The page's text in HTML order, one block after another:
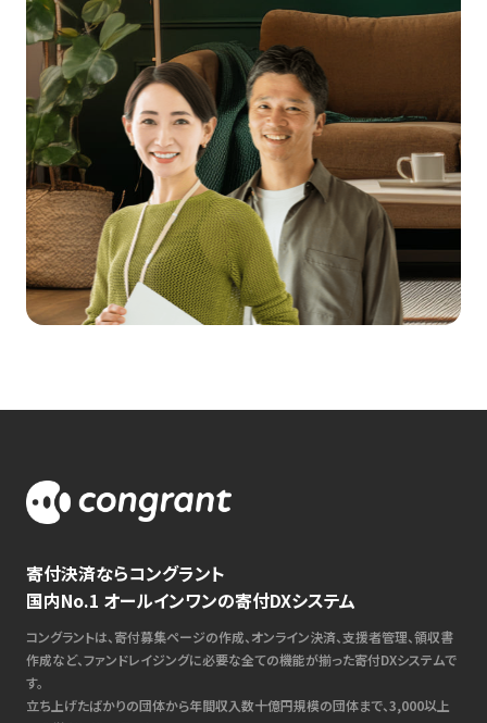
寄付決済ならコングラント
国内No.1 オールインワンの寄付DXシステム
コングラントは、寄付募集ページの作成、オンライン決済、支援者管理、領収書
作成など、ファンドレイジングに必要な全ての機能が揃った寄付DXシステムで
す。
立ち上げたばかりの団体から年間収入数十億円規模の団体まで、3,000以上